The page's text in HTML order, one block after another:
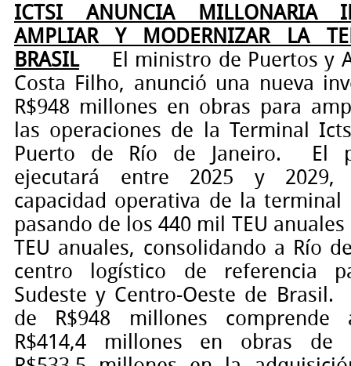
ICTSI ANUNCIA MILLONARIA
AMPLIAR Y MODERNIZAR LA
BRASIL
El ministro de Puertos y
Costa Filho, anunció una nueva
R$948 millones en obras para
las operaciones de la Terminal
Puerto de Río de Janeiro.
El
ejecutará entre 2025 y 2029,
capacidad operativa de la terminal
pasando de los 440 mil TEU
TEU anuales, consolidando a Río
centro logístico de referencia
Sudeste y Centro-Oeste de Brasil.
de R$948 millones comprende
R$414,4 millones en obras de